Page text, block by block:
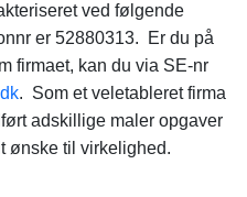
ved følgende
er 52880313. Er du på
firmaet, kan du via SE-nr
. Som et veletableret firma
adskillige maler opgaver
ønske til virkelighed.